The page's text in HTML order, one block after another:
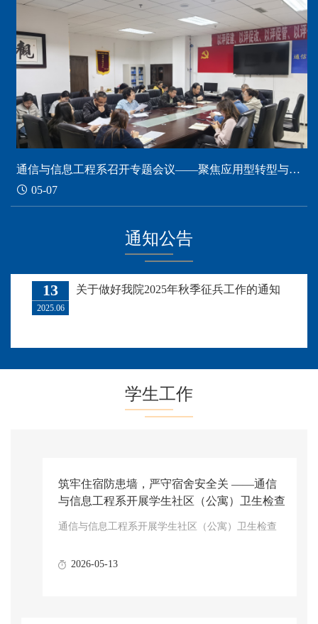
通信与信息工程系召开专题会议——聚焦应用型转型与教学创新
05-07
通知公告
13
2025.06
关于做好我院2025年秋季征兵工作的通知
学生工作
筑牢住宿防患墙，严守宿舍安全关 ——通信
与信息工程系开展学生社区（公寓）卫生检查
通信与信息工程系开展学生社区（公寓）卫生检查
2026-05-13